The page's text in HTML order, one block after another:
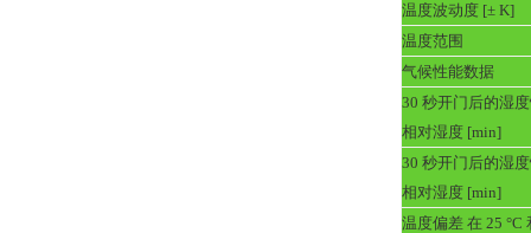
温度波动度 [± K]
温度范围
气候性能数据
30 秒开门后的湿
相对湿度 [min]
30 秒开门后的湿
相对湿度 [min]
温度偏差 在 25 °C